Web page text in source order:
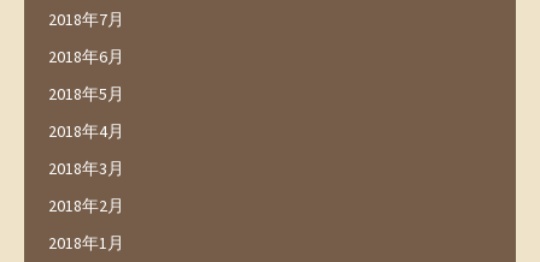
2018年7月
2018年6月
2018年5月
2018年4月
2018年3月
2018年2月
2018年1月